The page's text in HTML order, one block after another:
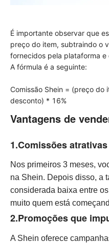
É importante observar que
preço do item, subtraindo o
fornecidos pela plataforma
A fórmula é a seguinte:
Comissão Shein = (preço
desconto) * 16%
Vantagens de
1.Comissões
Nos primeiros 3 meses,
na Shein. Depois disso, a
considerada baixa entre
muito quem está
2.Promoções que
A Shein oferece